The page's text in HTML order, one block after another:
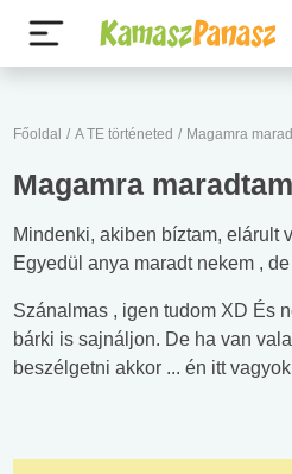
Főoldal / A TE történeted / Magamra
Magamra
Mindenki, akiben bíztam, elárult
Egyedül anya maradt nekem ,
Szánalmas , igen tudom XD És
bárki is sajnáljon. De ha van
beszélgetni akkor ... én itt